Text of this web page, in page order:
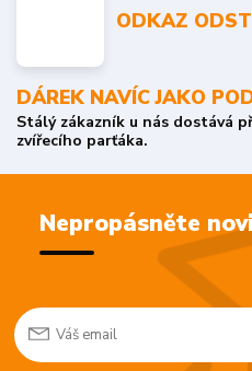
ODKAZ
DÁREK NAVÍC JAKO
Stálý zákazník u nás dostává
zvířecího parťáka.
Nepropásněte